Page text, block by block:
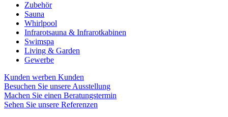
Zubehör
Sauna
Whirlpool
Infrarotsauna & Infrarotkabinen
Swimspa
Living & Garden
Gewerbe
Kunden werben Kunden
Besuchen Sie unsere Ausstellung
Machen Sie einen Beratungstermin
Sehen Sie unsere Referenzen